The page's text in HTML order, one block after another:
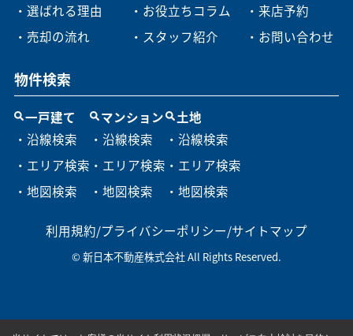
・選ばれる理由
・売却の流れ
・お役立ちコラム
・スタッフ紹介
・来店予約
・お問い合わせ
物件検索
一戸建て
・沿線検索
・エリア検索
・地図検索
マンション
・沿線検索
・エリア検索
・地図検索
土地
・沿線検索
・エリア検索
・地図検索
利用規約/プライバシーポリシー/サイトマップ
© 新日本不動産株式会社 All Rights Reserved.